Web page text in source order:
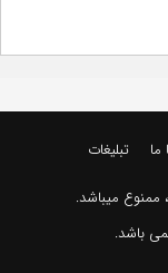
تبلیغات
ممنوع میباشد.
باشد.